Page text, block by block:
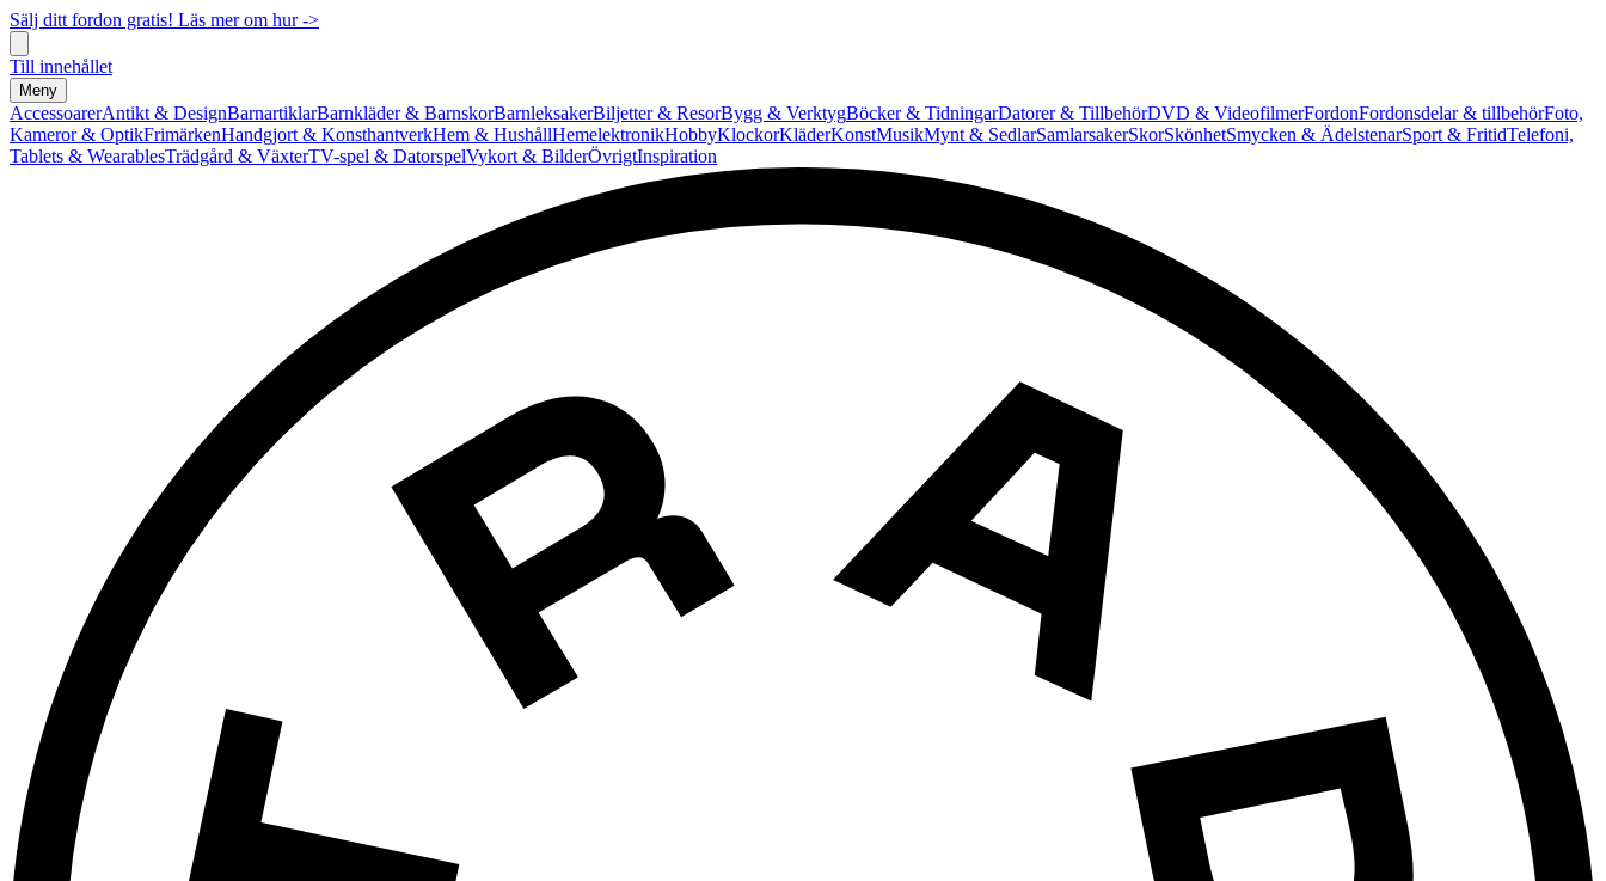
Sälj ditt fordon gratis! Läs mer om hur ->
Till innehållet
Meny
AccessoarerAntikt & DesignBarnartiklarBarnkläder & BarnskorBarnleksakerBiljetter & ResorBygg & VerktygBöcker & TidningarDatorer & TillbehörDVD & VideofilmerFordonFordonsdelar & tillbehörFoto,
Kameror & OptikFrimärkenHandgjort & KonsthantverkHem & HushållHemelektronikHobbyKlockorKläderKonstMusikMynt & SedlarSamlarsakerSkorSkönhetSmycken & ÄdelstenarSport & FritidTelefoni,
Tablets & WearablesTrädgård & VäxterTV-spel & DatorspelVykort & BilderÖvrigtInspiration